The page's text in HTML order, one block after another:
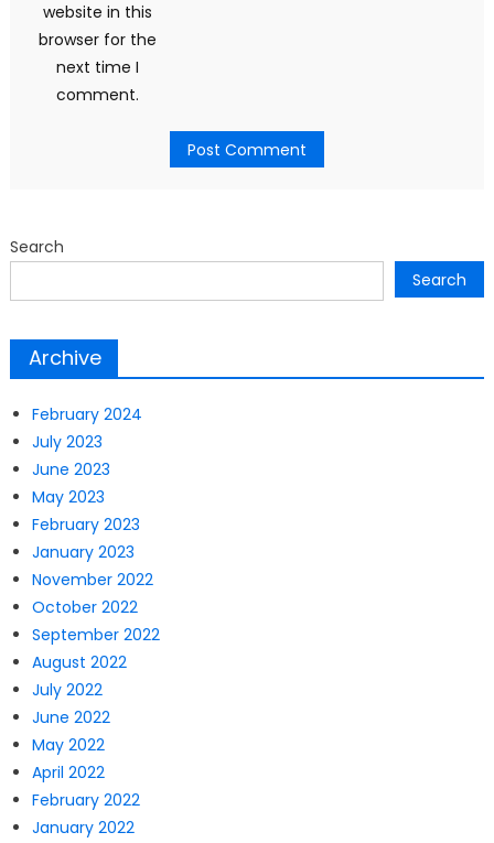
website in this
browser for the
next time I
comment.
Search
Search
Archive
February 2024
July 2023
June 2023
May 2023
February 2023
January 2023
November 2022
October 2022
September 2022
August 2022
July 2022
June 2022
May 2022
April 2022
February 2022
January 2022